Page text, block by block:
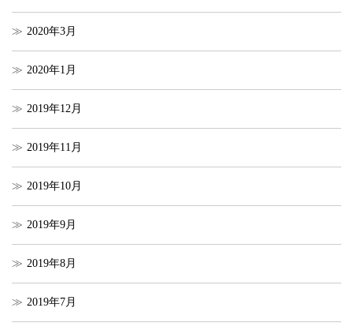
2020年3月
2020年1月
2019年12月
2019年11月
2019年10月
2019年9月
2019年8月
2019年7月